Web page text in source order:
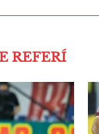
REFERÍ